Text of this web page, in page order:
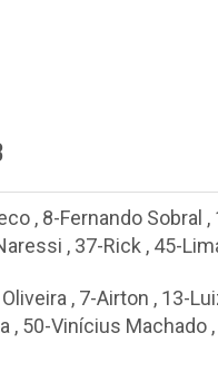
, 8-Fernando Sobral ,
, 37-Rick , 45-
, 7-Airton , 13-
, 50-Vinícius Machado ,